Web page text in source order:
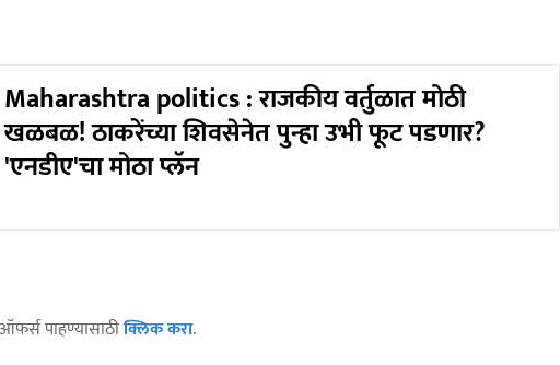
Maharashtra politics : राजकीय वर्तुळात मोठी
खळबळ! ठाकरेंच्या शिवसेनेत पुन्हा उभी फूट पडणार?
'एनडीए'चा मोठा प्लॅन
पाहण्यासाठीक्लिक करा.